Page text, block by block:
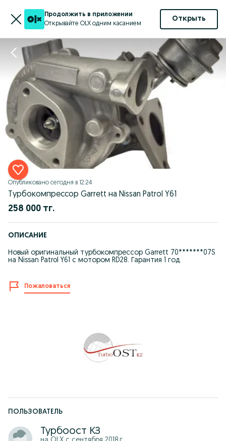
Продолжить в приложении
Открывайте OLX одним касанием
Открыть
Опубликовано сегодня в 12:24
Турбокомпрессор Garrett на Nissan Patrol Y61
258 000 тг.
ОПИСАНИЕ
Новый оригинальный турбокомпрессор Garrett 70*******07S
на Nissan Patrol Y61 с мотором RD28. Гарантия 1 год.
Пожаловаться
ПОЛЬЗОВАТЕЛЬ
Турбоост КЗ